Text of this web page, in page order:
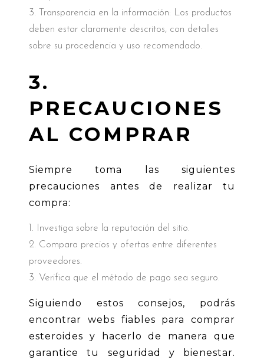
Transparencia en la información: Los productos
deben estar claramente descritos, con detalles
sobre su procedencia y uso recomendado.
3.
PRECAUCIONES
AL COMPRAR
Siempre toma las siguientes
precauciones antes de realizar tu
compra:
Investiga sobre la reputación del sitio.
Compara precios y ofertas entre diferentes
proveedores.
Verifica que el método de pago sea seguro.
Siguiendo estos consejos, podrás
encontrar webs fiables para comprar
esteroides y hacerlo de manera que
garantice tu seguridad y bienestar.